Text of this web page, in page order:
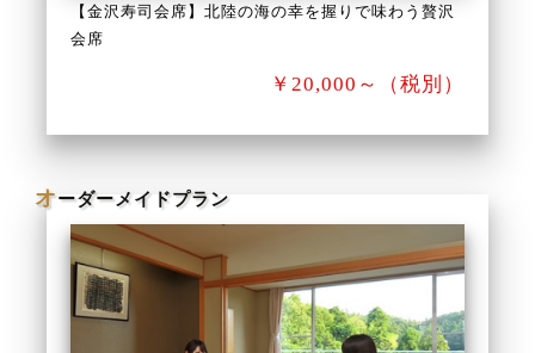
【金沢寿司会席】北陸の海の幸を握りで味わう贅沢
会席
￥20,000～（税別）
オーダーメイドプラン